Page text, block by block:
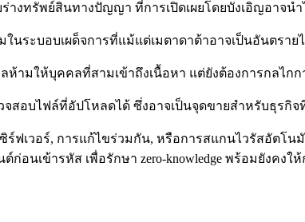
งทรัพย์สินทางปัญญา ที่การเปิดเผยโดยบังเอิญอาจน
ระบอบเผด็จการที่แม้แต่เมตาดาต้าอาจเป็นอันตราย
มให้บุคคลที่สามเข้าถึงเนื้อหา แต่ยังต้องการกลไกก
จสอบไฟล์ที่อัปโหลดได้ ซึ่งอาจเป็นจุดขายสำหรับธุรกิ
เวอร์, การแก้ไขร่วมกัน, หรือการสแกนไวรัสอัตโนมั
อนเข้ารหัส เพื่อรักษา zero‑knowledge พร้อมยังคงใ